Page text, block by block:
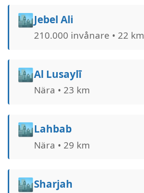
🏙️Jebel Ali
210.000 invånare • 22 km
🏙️Al Lusaylī
Nära • 23 km
🏙️Lahbab
Nära • 29 km
🏙️Sharjah